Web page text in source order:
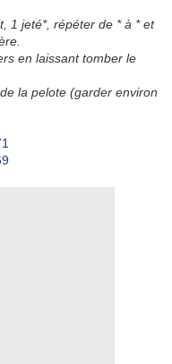
1 jeté*, répéter de * à * et
en laissant tomber le
la pelote (garder environ